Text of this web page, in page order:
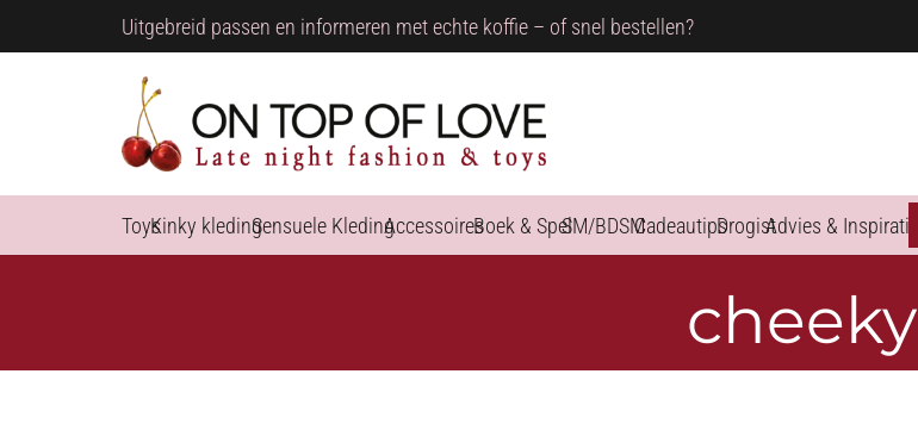
Uitgebreid passen en informeren met echte koffie – of snel bestellen?
ToysKinky kledingSensuele KledingAccessoiresBoek & SpelSM/BDSMCadeautipsDrogistAdvies & Inspiratie
cheeky